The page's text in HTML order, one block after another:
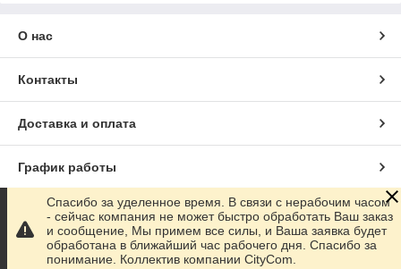
О нас
Контакты
Доставка и оплата
График работы
Полная версия сайта
Сайт создан на маркетплейсеSatu.kz
Спасибо за уделенное время. В связи с нерабочим часом
- сейчас компания не может быстро обработать Ваш заказ
и сообщение, Мы примем все силы, и Ваша заявка будет
обработана в ближайший час рабочего дня. Спасибо за
понимание. Коллектив компании CityCom.